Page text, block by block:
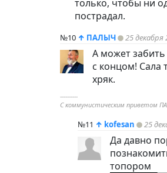
только, чтобы ни
пострадал.
№10 ↑ ПАЛЫЧ 25 декабря
А может забить
с концом! Сала
хряк.
----------
С коммунистическим приветом
№11 ↑ kofesan 25
Да давно
топором